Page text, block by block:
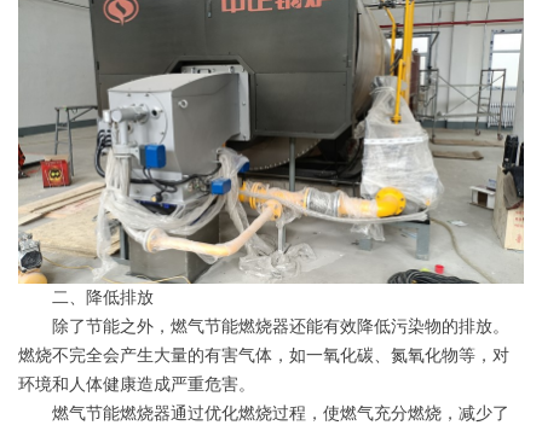
二、降低排放
除了节能之外，燃气节能燃烧器还能有效降低污染物的排放。
燃烧不完全会产生大量的有害气体，如一氧化碳、氮氧化物等，对
环境和人体健康造成严重危害。
燃气节能燃烧器通过优化燃烧过程，使燃气充分燃烧，减少了